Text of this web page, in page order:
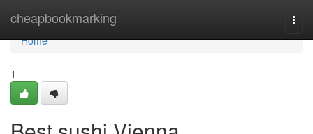
cheapbookmarking
Home
Home
1